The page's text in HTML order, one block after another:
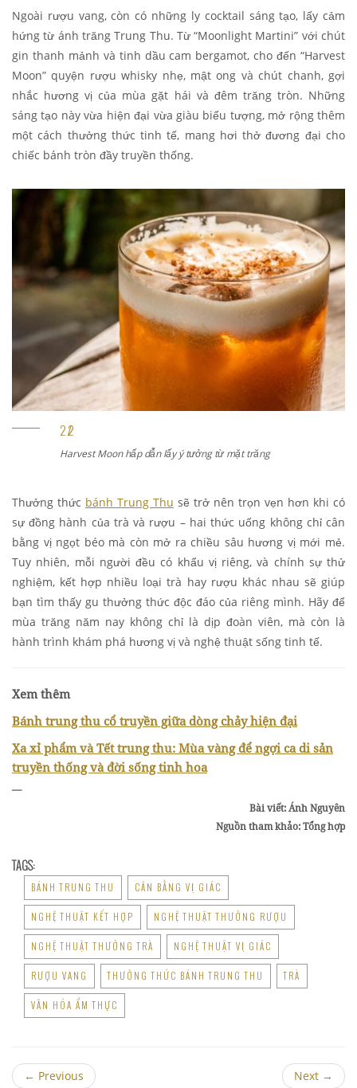
Ngoài rượu vang, còn có những ly cocktail sáng tạo, lấy cảm
hứng từ ánh trăng Trung Thu. Từ “Moonlight Martini” với chút
gin thanh mảnh và tinh dầu cam bergamot, cho đến “Harvest
Moon” quyện rượu whisky nhẹ, mật ong và chút chanh, gợi
nhắc hương vị của mùa gặt hái và đêm trăng tròn. Những
sáng tạo này vừa hiện đại vừa giàu biểu tượng, mở rộng thêm
một cách thưởng thức tinh tế, mang hơi thở đương đại cho
chiếc bánh tròn đầy truyền thống.
Harvest Moon hấp dẫn lấy ý tưởng từ mặt trăng
Thưởng thức bánh Trung Thu sẽ trở nên trọn vẹn hơn khi có
sự đồng hành của trà và rượu – hai thức uống không chỉ cân
bằng vị ngọt béo mà còn mở ra chiều sâu hương vị mới mẻ.
Tuy nhiên, mỗi người đều có khẩu vị riêng, và chính sự thử
nghiệm, kết hợp nhiều loại trà hay rượu khác nhau sẽ giúp
bạn tìm thấy gu thưởng thức độc đáo của riêng mình. Hãy để
mùa trăng năm nay không chỉ là dịp đoàn viên, mà còn là
hành trình khám phá hương vị và nghệ thuật sống tinh tế.
Xem thêm
Bánh trung thu cổ truyền giữa dòng chảy hiện đại
Xa xỉ phẩm và Tết trung thu: Mùa vàng để ngợi ca di sản
truyền thống và đời sống tinh hoa
—
Bài viết: Ánh Nguyên
Nguồn tham khảo: Tổng hợp
TAGS:
BÁNH TRUNG THU CÂN BẰNG VỊ GIÁC
NGHỆ THUẬT KẾT HỢP NGHỆ THUẬT THƯỞNG RƯỢU
NGHỆ THUẬT THƯỞNG TRÀ NGHỆ THUẬT VỊ GIÁC
RƯỢU VANG THƯỞNG THỨC BÁNH TRUNG THU TRÀ
VĂN HÓA ẨM THỰC
← Previous Next →